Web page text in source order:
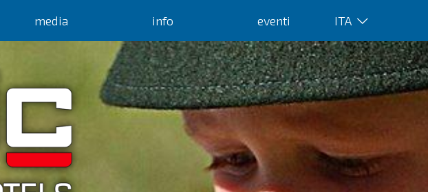
media info eventi ITA